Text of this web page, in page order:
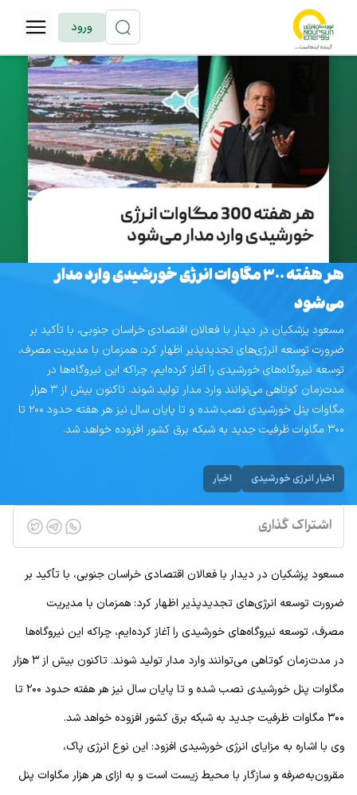
ورود
هر هفته 300 مگاوات انرژی خورشیدی وارد مدار
می‌شود
مسعود پزشکیان در دیدار با فعالان اقتصادی خراسان جنوبی، با تأکید بر
ضرورت توسعه انرژی‌های تجدیدپذیر اظهار کرد: همزمان با مدیریت مصرف،
توسعه نیروگاه‌های خورشیدی را آغاز کرده‌ایم، چراکه این نیروگاه‌ها در
مدت‌زمان کوتاهی می‌توانند وارد مدار تولید شوند. تاکنون بیش از ۳ هزار
مگاوات پنل خورشیدی نصب شده و تا پایان سال نیز هر هفته حدود ۲۰۰ تا
۳۰۰ مگاوات ظرفیت جدید به شبکه برق کشور افزوده خواهد شد.
اخبار انرژی خورشیدی اخبار
اشتراک گذاری
مسعود پزشکیان در دیدار با فعالان اقتصادی خراسان جنوبی، با تأکید بر
ضرورت توسعه انرژی‌های تجدیدپذیر اظهار کرد: همزمان با مدیریت
مصرف، توسعه نیروگاه‌های خورشیدی را آغاز کرده‌ایم، چراکه این نیروگاه‌ها
در مدت‌زمان کوتاهی می‌توانند وارد مدار تولید شوند. تاکنون بیش از ۳ هزار
مگاوات پنل خورشیدی نصب شده و تا پایان سال نیز هر هفته حدود ۲۰۰ تا
۳۰۰ مگاوات ظرفیت جدید به شبکه برق کشور افزوده خواهد شد.
وی با اشاره به مزایای انرژی خورشیدی افزود: این نوع انرژی پاک،
مقرون‌به‌صرفه و سازگار با محیط زیست است و به ازای هر هزار مگاوات پنل